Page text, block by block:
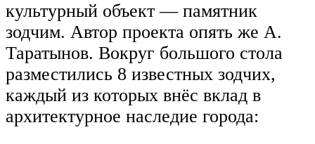
культурный объект — памятник
зодчим. Автор проекта опять же А.
Таратынов. Вокруг большого стола
разместились 8 известных зодчих,
каждый из которых внёс вклад в
архитектурное наследие города: